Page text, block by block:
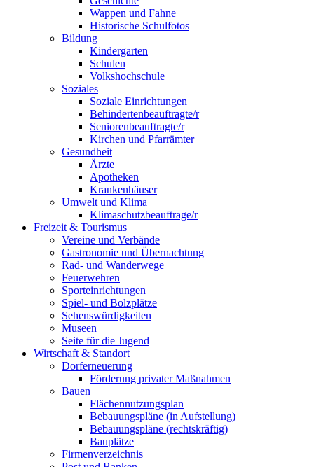
Wappen und Fahne
Historische Schulfotos
Bildung
Kindergarten
Schulen
Volkshochschule
Soziales
Soziale Einrichtungen
Behindertenbeauftragte/r
Seniorenbeauftragte/r
Kirchen und Pfarrämter
Gesundheit
Ärzte
Apotheken
Krankenhäuser
Umwelt und Klima
Klimaschutzbeauftrage/r
Freizeit & Tourismus
Vereine und Verbände
Gastronomie und Übernachtung
Rad- und Wanderwege
Feuerwehren
Sporteinrichtungen
Spiel- und Bolzplätze
Sehenswürdigkeiten
Museen
Seite für die Jugend
Wirtschaft & Standort
Dorferneuerung
Förderung privater Maßnahmen
Bauen
Flächennutzungsplan
Bebauungspläne (in Aufstellung)
Bebauungspläne (rechtskräftig)
Bauplätze
Firmenverzeichnis